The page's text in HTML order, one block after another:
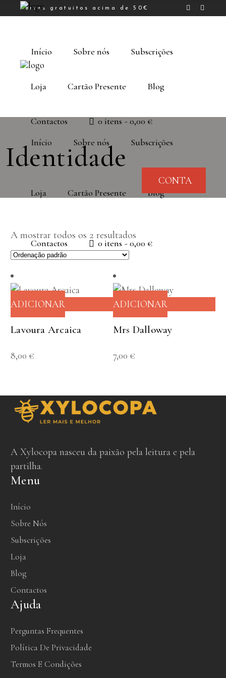
Portes gratuitos acima de 50€
Início Sobre nós Subscrições
Loja Cartão Presente Blog
Contactos 0 itens 0,00 €
CONTA
Início Sobre nós Subscrições
Loja Cartão Presente Blog
Contactos 0 itens 0,00 €
Identidade
A mostrar todos os 2 resultados
ADICIONAR
Lavoura Arcaica
8,00 €
ADICIONAR
Mrs Dalloway
7,00 €
A Xylocopa nasceu da paixão pela leitura e pela
partilha.
Menu
Início
Sobre Nós
Subscrições
Loja
Blog
Contactos
Ajuda
Perguntas Frequentes
Política De Privacidade
Termos E Condições